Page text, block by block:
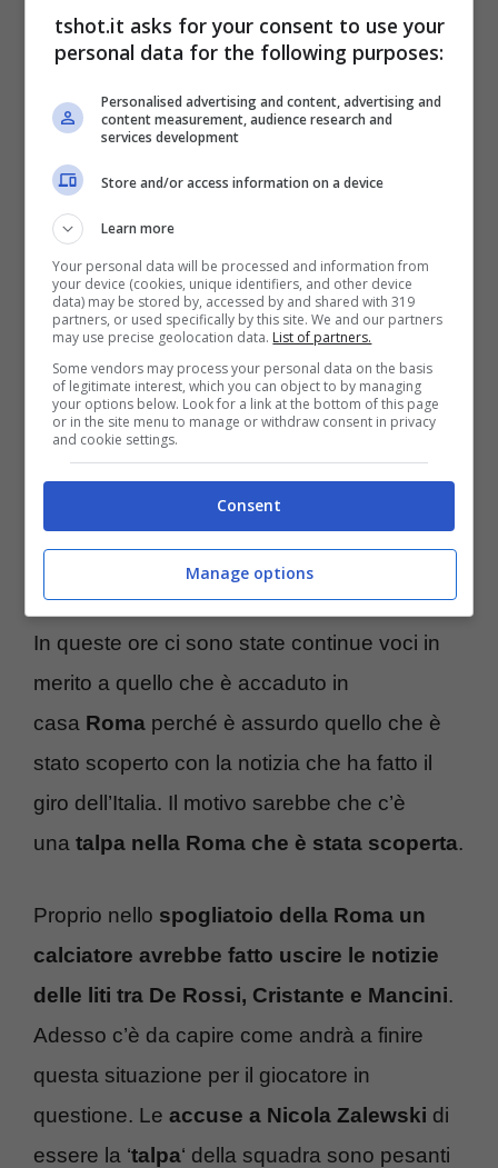
dopo le prime partite stagionali. Lo stesso è
accaduto traGianluca Mancinie la Ceo
Roma Lina Souloukou.
Roma, lite De Rossi-
Cristante: scoperta la talpa
In queste ore si è parlato tanto dei problemi
in casaRomae della lite tra De Rossi e
Cristantecosì come la discussione che
hanno avutoGianluca Mancinie la
CeoLina Souloukou
possibile che sia uscito fuori tutto questo? Il
motivo è nascosto dietro una ‘talpa’ che ha
In queste ore ci sono state continue voci in
merito a quello che è accaduto in
casa Roma perché è assurdo quello che è
stato scoperto con la notizia che ha fatto il
giro dell’Italia. Il motivo sarebbe che c’è
una talpa nella Roma che è stata scoperta.
Proprio nello spogliatoio della Roma un
calciatore avrebbe fatto uscire le notizie
delle liti tra De Rossi, Cristante e Mancini.
Adesso c’è da capire come andrà a finire
questa situazione per il giocatore in
questione. Le accuse a Nicola Zalewski di
essere la ‘talpa‘ della squadra sono pesanti
tshot.it asks for your consent to use your
personal data for the following purposes:
Personalised advertising and content, advertising and
content measurement, audience research and
services development
Store and/or access information on a device
Learn more
Your personal data will be processed and information from
your device (cookies, unique identifiers, and other device
data) may be stored by, accessed by and shared with 319
partners, or used specifically by this site. We and our partners
may use precise geolocation data. List of partners.
Some vendors may process your personal data on the basis
of legitimate interest, which you can object to by managing
your options below. Look for a link at the bottom of this page
or in the site menu to manage or withdraw consent in privacy
and cookie settings.
Consent
Manage options